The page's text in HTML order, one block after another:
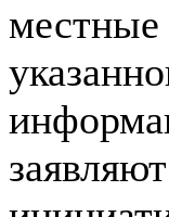
местные